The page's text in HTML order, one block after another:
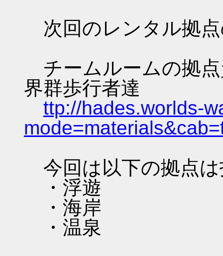
次回のレンタル拠
チームルームの拠
界群歩行者達
ttp://hades.worlds-
今回は以下の拠点
・浮遊
・海岸
・温泉